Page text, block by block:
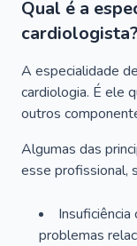
Qual é a
cardiologista?
A especialidade
cardiologia. É ele
outros
Algumas das
esse profissional,
Insuficiência
problemas